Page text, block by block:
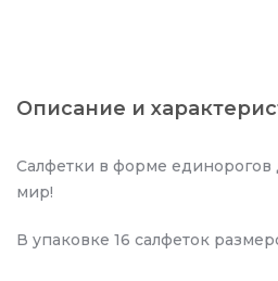
Описание и
Салфетки в форме единорогов
мир!
В упаковке 16 салфеток